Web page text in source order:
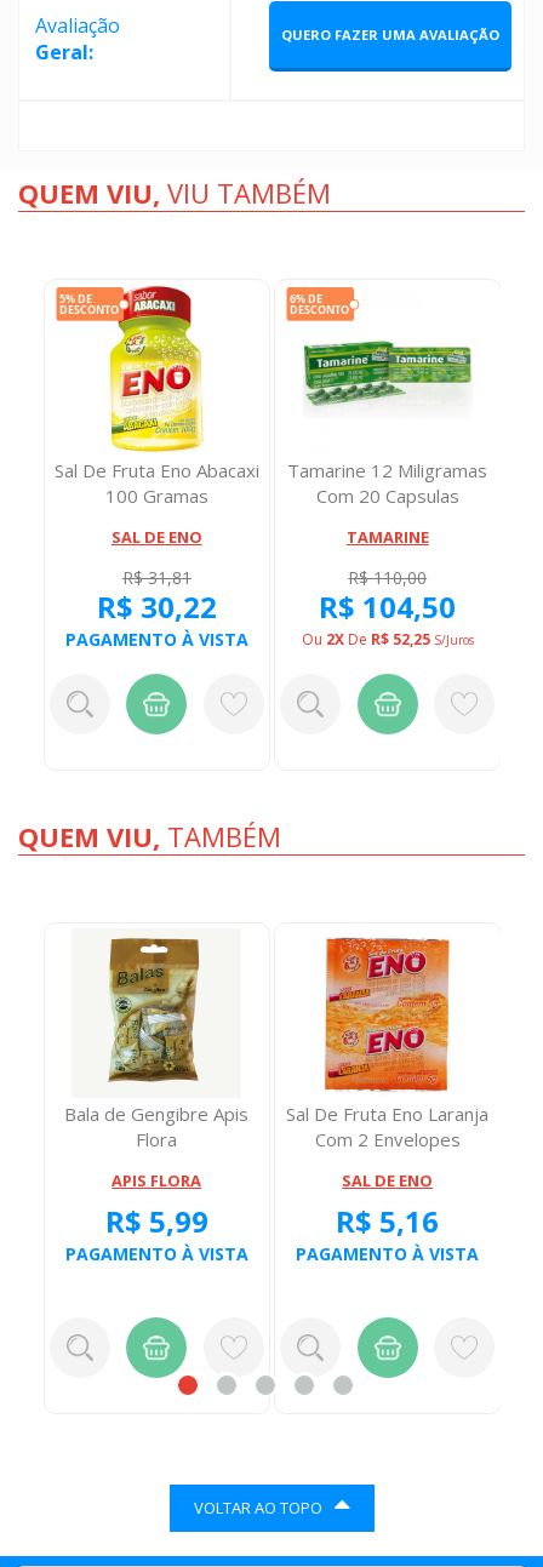
Avaliação
Geral:
QUERO FAZER UMA AVALIAÇÃO
QUEM VIU, VIU TAMBÉM
Sal De Fruta Eno Abacaxi
100 Gramas
SAL DE ENO
R$ 31,81
R$ 30,22
PAGAMENTO À VISTA
Tamarine 12 Miligramas
Com 20 Capsulas
TAMARINE
R$ 110,00
R$ 104,50
Ou 2XDe R$ 52,25 S/juros
QUEM VIU, TAMBÉM
Bala de Gengibre Apis
Flora
APIS FLORA
R$ 5,99
PAGAMENTO À VISTA
Sal De Fruta Eno Laranja
Com 2 Envelopes
SAL DE ENO
R$ 5,16
PAGAMENTO À VISTA
VOLTAR AO TOPO